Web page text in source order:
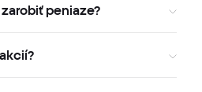
peniaze?